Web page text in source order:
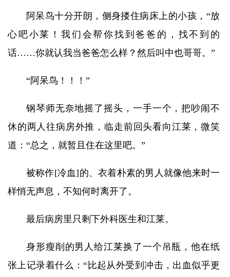
阿呆鸟十分开朗，侧身搂住病床上的小孩，“放
心吧小莱！我们会帮你找到爸爸的，找不到的
话……你就认我当爸爸怎么样？然后叫中也哥哥。”
“阿呆鸟！！！”
钢琴师无奈地摇了摇头，一手一个，把吵闹不
休的两人往病房外推，临走前回头看向江莱，微笑
道：“总之，就暂且住在这里吧。”
被称作[冷血]的、衣着朴素的男人就像他来时一
样悄无声息，不知何时离开了。
最后病房里只剩下外科医生和江莱。
身形瘦削的男人给江莱换了一个吊瓶，他在纸
张上记录着什么：“比起从外受到冲击，出血似乎更